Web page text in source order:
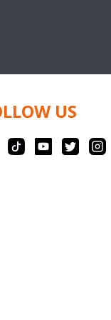
US